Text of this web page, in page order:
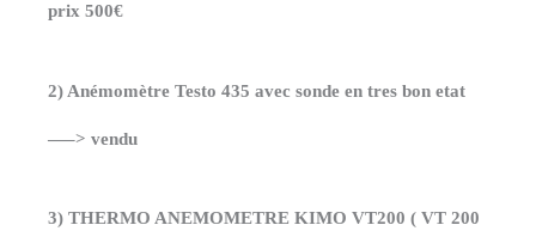
prix 500€
2) Anémomètre Testo 435 avec sonde en tres bon etat
—–> vendu
3) THERMO ANEMOMETRE KIMO VT200 ( VT 200